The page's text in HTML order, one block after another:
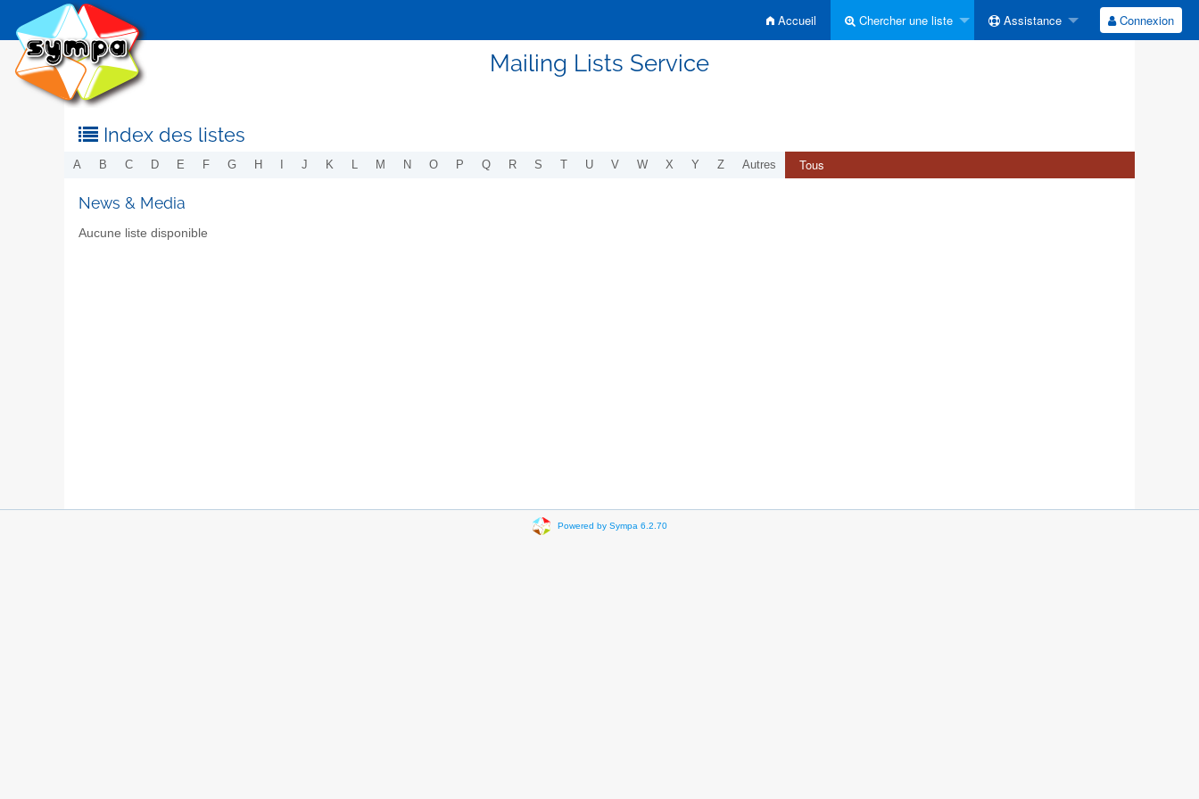
Accueil Chercher une liste Assistance Connexion
Mailing Lists Service
Index des listes
A B C D E F G H J K L M N O P Q R S T U V W X Y Z Autres Tous
News & Media
Aucune liste disponible
Powered by Sympa 6.2.70